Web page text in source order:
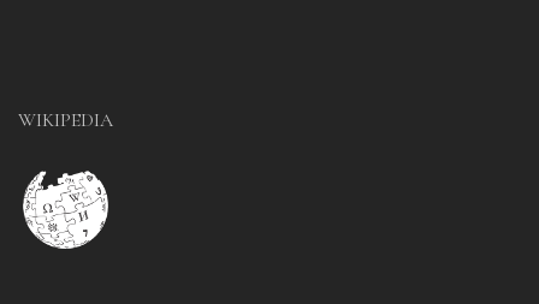
WIKIPEDIA